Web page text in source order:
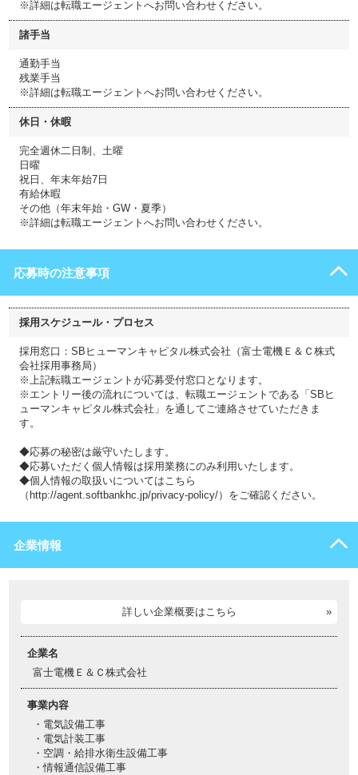
※詳細は転職エージェントへお問い合わせください。
諸手当
通勤手当
残業手当
※詳細は転職エージェントへお問い合わせください。
休日・休暇
完全週休二日制、土曜
日曜
祝日、年末年始7日
有給休暇
その他（年末年始・GW・夏季）
※詳細は転職エージェントへお問い合わせください。
応募時の注意事項
採用スケジュール・プロセス
採用窓口：SBヒューマンキャピタル株式会社（富士電機Ｅ＆Ｃ株式
会社採用事務局）
※上記転職エージェントが応募受付窓口となります。
※エントリー後の流れについては、転職エージェントである「SBヒ
ューマンキャピタル株式会社」を通してご連絡させていただきま
す。
◆応募の秘密は厳守いたします。
◆応募いただく個人情報は採用業務にのみ利用いたします。
◆個人情報の取扱いについてはこちら
（http://agent.softbankhc.jp/privacy-policy/）をご確認ください。
企業情報
詳しい企業概要はこちら
企業名
富士電機Ｅ＆Ｃ株式会社
事業内容
・電気設備工事
・電気計装工事
・空調・給排水衛生設備工事
・情報通信設備工事